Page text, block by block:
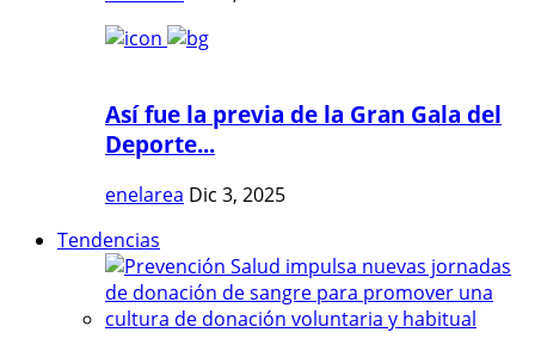
Así fue la previa de la Gran Gala del
Deporte...
enelarea Dic 3, 2025
Tendencias